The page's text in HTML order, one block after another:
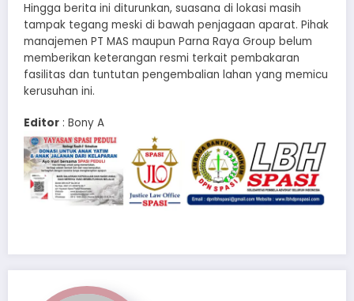
Hingga berita ini diturunkan, suasana di lokasi masih
tampak tegang meski di bawah penjagaan aparat. Pihak
manajemen PT MAS maupun Parna Raya Group belum
memberikan keterangan resmi terkait pembakaran
fasilitas dan tuntutan pengembalian lahan yang memicu
kerusuhan ini.
Editor : Bony A